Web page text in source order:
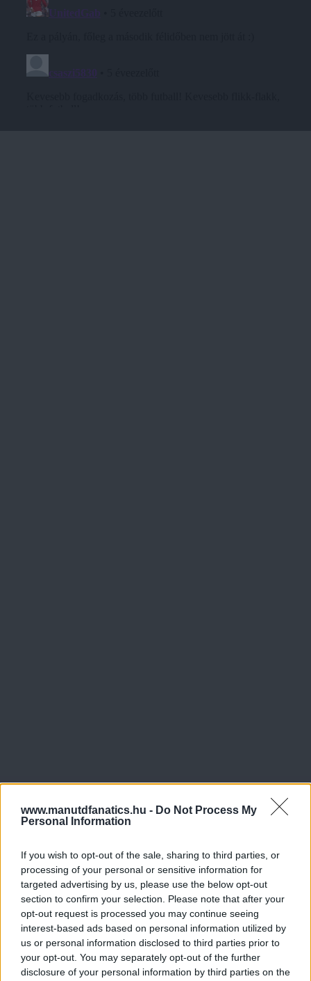
www.manutdfanatics.hu - Do Not Process My
Personal Information
If you wish to opt-out of the sale, sharing to third parties, or
processing of your personal or sensitive information for
targeted advertising by us, please use the below opt-out
section to confirm your selection. Please note that after your
opt-out request is processed you may continue seeing
interest-based ads based on personal information utilized by
us or personal information disclosed to third parties prior to
your opt-out. You may separately opt-out of the further
disclosure of your personal information by third parties on the